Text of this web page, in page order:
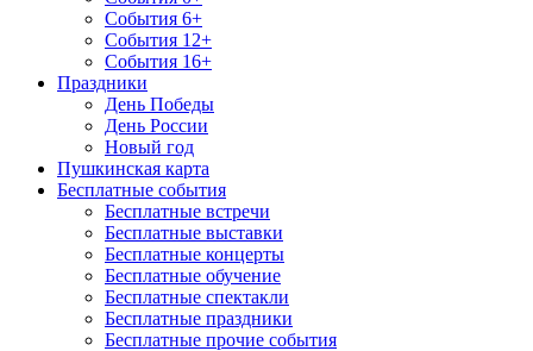
События 6+
События 12+
События 16+
Праздники
День Победы
День России
Новый год
Пушкинская карта
Бесплатные события
Бесплатные встречи
Бесплатные выставки
Бесплатные концерты
Бесплатные обучение
Бесплатные спектакли
Бесплатные праздники
Бесплатные прочие события